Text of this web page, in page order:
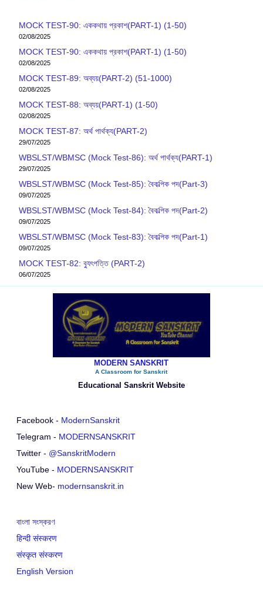
MOCK TEST-90: এককথায় প্রকাশ(PART-1) (1-50)
02/08/2025
MOCK TEST-90: এককথায় প্রকাশ(PART-1) (1-50)
02/08/2025
MOCK TEST-89: অব্যয়(PART-2) (51-1000)
02/08/2025
MOCK TEST-88: অব্যয়(PART-1) (1-50)
02/08/2025
MOCK TEST-87: অর্থ পার্থক্য(PART-2)
29/07/2025
WBSLST/WBMSC (Mock Test-86): অর্থ পার্থক্য(PART-1)
29/07/2025
WBSLST/WBMSC (Mock Test-85): বৈকল্পিক পদ(Part-3)
09/07/2025
WBSLST/WBMSC (Mock Test-84): বৈকল্পিক পদ(Part-2)
09/07/2025
WBSLST/WBMSC (Mock Test-83): বৈকল্পিক পদ(Part-1)
09/07/2025
MOCK TEST-82: ব‍্যুৎপত্তি (PART-2)
06/07/2025
MODERN SANSKRIT
A Classroom for Sanskrit
Educational Sanskrit Website
Facebook - ModernSanskrit
Telegram - MODERNSANSKRIT
Twitter - @SanskritModern
YouTube - MODERNSANSKRIT
New Web- modernsanskrit.in
বাংলা সংস্করণ
हिन्दी संस्करण
संस्कृत संस्करण
English Version